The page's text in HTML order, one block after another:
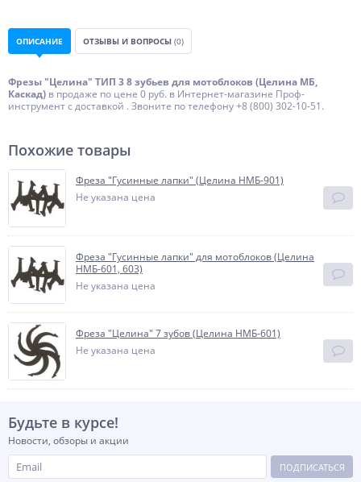
ОПИСАНИЕ ОТЗЫВЫ И ВОПРОСЫ (0)
Фрезы "Целина" ТИП 3 8 зубьев для мотоблоков (Целина МБ,
Каскад) в продаже по цене 0 руб. в Интернет-магазине Проф-
инструмент с доставкой . Звоните по телефону +8 (800) 302-10-51.
Похожие товары
Фреза "Гусинные лапки" (Целина НМБ-901)
Не указана цена
Фреза "Гусинные лапки" для мотоблоков (Целина
НМБ-601, 603)
Не указана цена
Фреза "Целина" 7 зубов (Целина НМБ-601)
Не указана цена
Будьте в курсе!
Новости, обзоры и акции
ПОДПИСАТЬСЯ